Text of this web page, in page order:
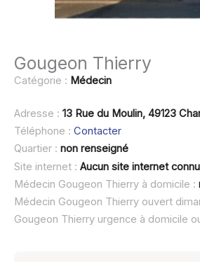
Gougeon Thierry
Catégorie : Médecin
Adresse : 13 Rue du Moulin, 49123
Téléphone : Contacter
Quartier : non renseigné
Site internet : Aucun site internet connu
Médecin Gougeon Thierry à domicile :
Médecin Gougeon Thierry ouvert
Gougeon Thierry urgence à domicile